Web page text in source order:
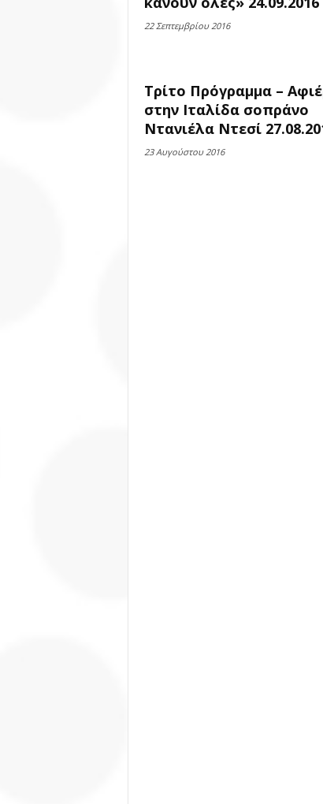
22 Σεπτεμβρίου 2016
Τρίτο Πρόγραμμα –
στην Ιταλίδα σοπράνο
Ντανιέλα Ντεσί
23 Αυγούστου 2016